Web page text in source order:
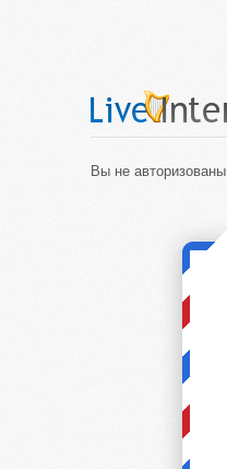
Вы не авторизованы